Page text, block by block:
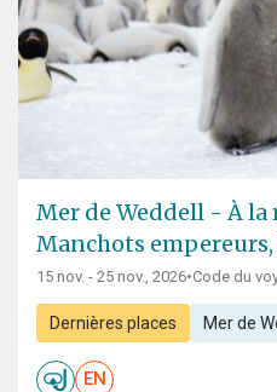
Mer de Weddell - À la
Manchots
15 nov. - 25 nov., 2026•Code du
Dernières places Mer de
EN